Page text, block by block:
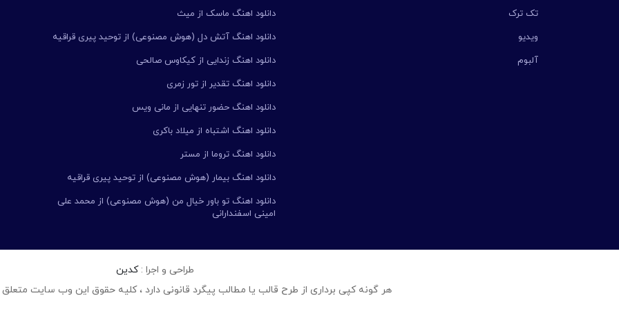
تک ترک
ویدیو
آلبوم
دانلود اهنگ ماسک از میث
دانلود اهنگ آتش دل (هوش مصنوعی) از توحید پیری قراقیه
دانلود اهنگ زندایی از کیکاوس صالحی
دانلود اهنگ تقدیر از تور زمری
دانلود اهنگ حضور تنهایی از مانی ویس
دانلود اهنگ اشتباه از میلاد باکری
دانلود اهنگ تروما از مستر
دانلود اهنگ بیمار (هوش مصنوعی) از توحید پیری قراقیه
دانلود اهنگ تو باور خیال من (هوش مصنوعی) از محمد علی
امینی اسفندارانی
طراحی و اجرا :کدین
هر گونه کپی برداری از طرح قالب یا مطالب پیگرد قانونی دارد ، کلیه حقوق این وب سایت